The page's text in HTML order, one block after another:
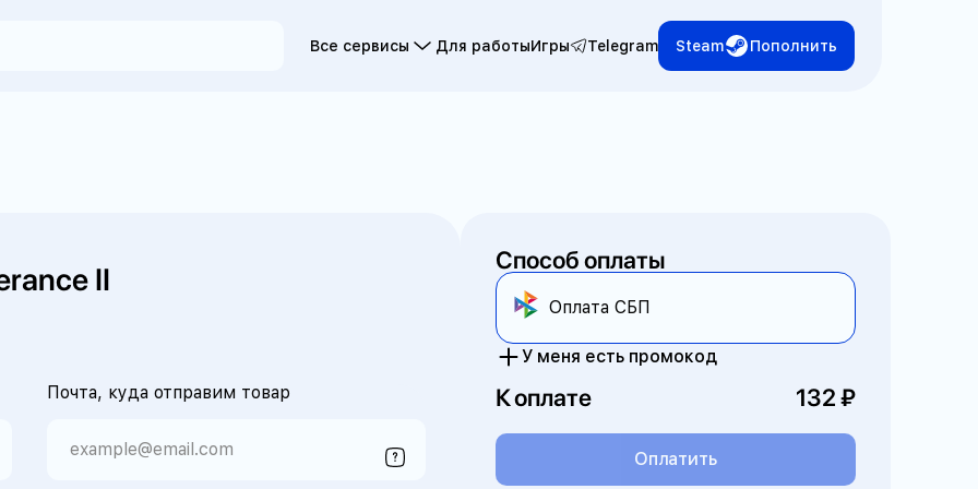
Все сервисы Для работыИгры Telegram Steam Пополнить
II
Почта, куда отправим товар
Способ оплаты
Оплата СБП
У меня есть промокод
К оплате 132
Оплатить